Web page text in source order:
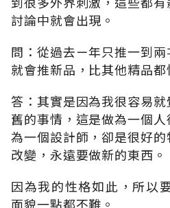
討論中就會出現。
問：從過去ㄧ年只推一到
就會推新品，比其他精品
答：其實是因為我很容易
舊的事情，這是做為一個
為一個設計師，卻是很好
改變，永遠要做新的東西。
因為我的性格如此，所以
面貌一點都不難。